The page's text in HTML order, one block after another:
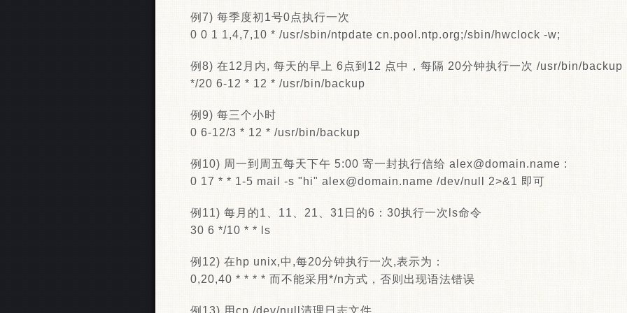
例7) 每季度初1号0点执行一次
0 0 1 1,4,7,10 * /usr/sbin/ntpdate cn.pool.ntp.org;/sbin/hwclock -w;
例8) 在12月内, 每天的早上 6点到12 点中，每隔 20分钟执行一次 /usr/bin/backup
*/20 6-12 * 12 * /usr/bin/backup
例9) 每三个小时
0 6-12/3 * 12 * /usr/bin/backup
例10) 周一到周五每天下午 5:00 寄一封执行信给 alex@domain.name :
0 17 * * 1-5 mail -s "hi" alex@domain.name /dev/null 2>&1 即可
例11) 每月的1、11、21、31日的6：30执行一次ls命令
30 6 */10 * * ls
例12) 在hp unix,中,每20分钟执行一次,表示为：
0,20,40 * * * * 而不能采用*/n方式，否则出现语法错误
例13) 用cp /dev/null清理日志文件